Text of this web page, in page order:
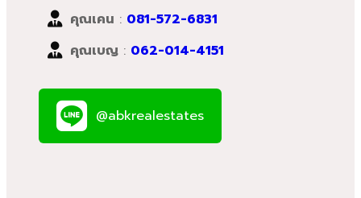
คุณเคน : 081-572-6831
คุณเบญ : 062-014-4151
@abkrealestates